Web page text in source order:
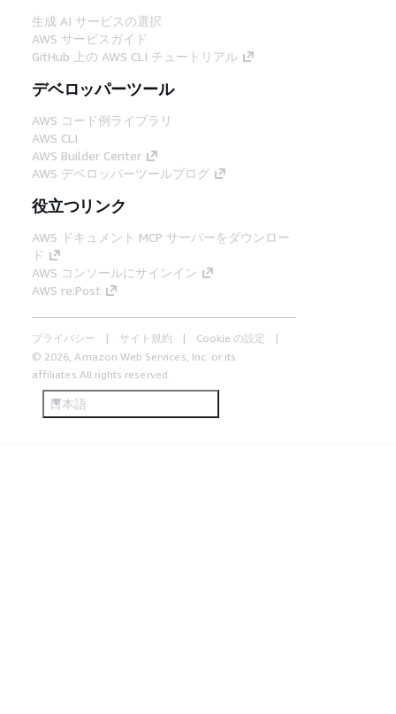
生成 AI サービスの選択
AWS サービスガイド
GitHub 上の AWS CLI チュートリアル
デベロッパーツール
AWS コード例ライブラリ
AWS CLI
AWS Builder Center
AWS デベロッパーツールブログ
役立つリンク
AWS ドキュメント MCP サーバーをダウンロー
ド
AWS コンソールにサインイン
AWS re:Post
プライバシー サイト規約
Cookie の設定
© 2026, Amazon Web Services, Inc. or its
affiliates.All rights reserved.
日本語